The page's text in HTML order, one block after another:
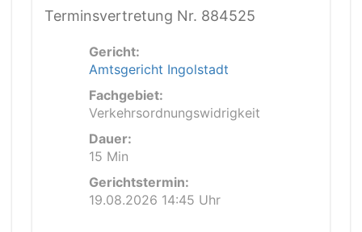
Terminsvertretung Nr. 884525
Gericht:
Amtsgericht Ingolstadt
Fachgebiet:
Verkehrsordnungswidrigkeit
Dauer:
15 Min
Gerichtstermin:
19.08.2026 14:45 Uhr